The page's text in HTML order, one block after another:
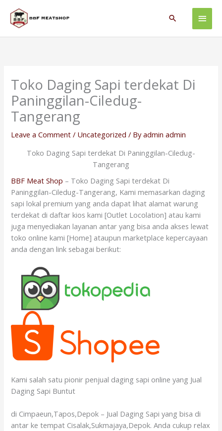
content
Main
Search
Toko Daging Sapi terdekat Di
Paninggilan-Ciledug-
Tangerang
Leave a Comment / Uncategorized / Byadmin admin
Toko Daging Sapi terdekat Di Paninggilan-Ciledug-
Tangerang
BBF Meat Shop – Toko Daging Sapi terdekat Di
Paninggilan-Ciledug-Tangerang, Kami memasarkan daging
sapi lokal premium yang anda dapat lihat alamat warung
terdekat di daftar kios kami [Outlet Locolation] atau kami
juga menyediakan layanan antar yang bisa anda akses lewat
toko online kami [Home] ataupun marketplace kepercayaan
anda dengan link sebagai berikut:
Kami salah satu pionir penjual daging sapi online yang Jual
Daging Sapi Buntut
di Cimpaeun,Tapos,Depok – Jual Daging Sapi yang bisa di
antar ke tempat Cisalak,Sukmajaya,Depok. Anda cukup relax